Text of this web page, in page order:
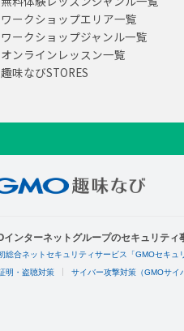
ワークショップエリア一覧
ワークショップジャンル一覧
オンラインレッスン一覧
趣味なびSTORES